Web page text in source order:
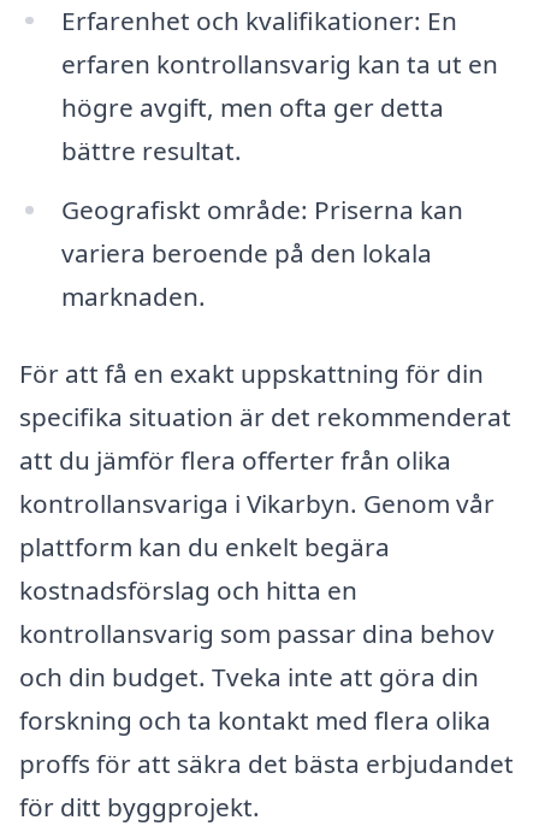
Erfarenhet och kvalifikationer: En
erfaren kontrollansvarig kan ta ut en
högre avgift, men ofta ger detta
bättre resultat.
Geografiskt område: Priserna kan
variera beroende på den lokala
marknaden.
För att få en exakt uppskattning för din
specifika situation är det rekommenderat
att du jämför flera offerter från olika
kontrollansvariga i Vikarbyn. Genom vår
plattform kan du enkelt begära
kostnadsförslag och hitta en
kontrollansvarig som passar dina behov
och din budget. Tveka inte att göra din
forskning och ta kontakt med flera olika
proffs för att säkra det bästa erbjudandet
för ditt byggprojekt.